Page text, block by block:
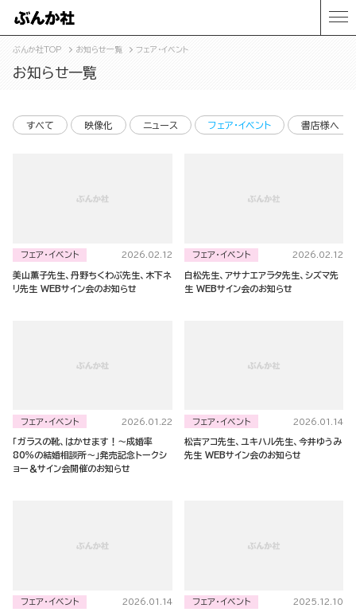
ぶんか社TOP お知らせ一覧 フェア・イベント
お知らせ一覧
すべて 映像化 ニュース フェア・イベント 書店様へ
フェア・イベント 2026.02.12
美山薫子先生、丹野ちくわぶ先生、木下ネ
リ先生 WEBサイン会のお知らせ
フェア・イベント 2026.02.12
白松先生、アサナエアラタ先生、シズマ先
生 WEBサイン会のお知らせ
フェア・イベント 2026.01.22
「ガラスの靴、はかせます！～成婚率
80％の結婚相談所～」発売記念トークシ
ョー＆サイン会開催のお知らせ
フェア・イベント 2026.01.14
松吉アコ先生、ユキハル先生、今井ゆうみ
先生 WEBサイン会のお知らせ
フェア・イベント 2026.01.14 フェア・イベント 2025.12.10